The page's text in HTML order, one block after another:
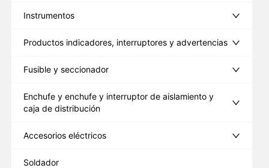
Instrumentos
Productos indicadores, interruptores y advertencias
Fusible y seccionador
Enchufe y enchufe y interruptor de aislamiento y
caja de distribución
Accesorios eléctricos
Soldador